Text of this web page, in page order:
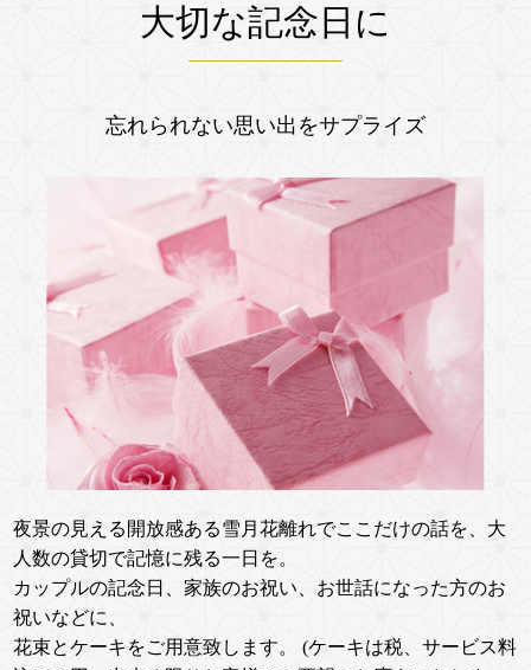
大切な記念日に
忘れられない思い出をサプライズ
夜景の見える開放感ある雪月花離れでここだけの話を、大
人数の貸切で記憶に残る一日を。
カップルの記念日、家族のお祝い、お世話になった方のお
祝いなどに、
花束とケーキをご用意致します。 (ケーキは税、サービス料